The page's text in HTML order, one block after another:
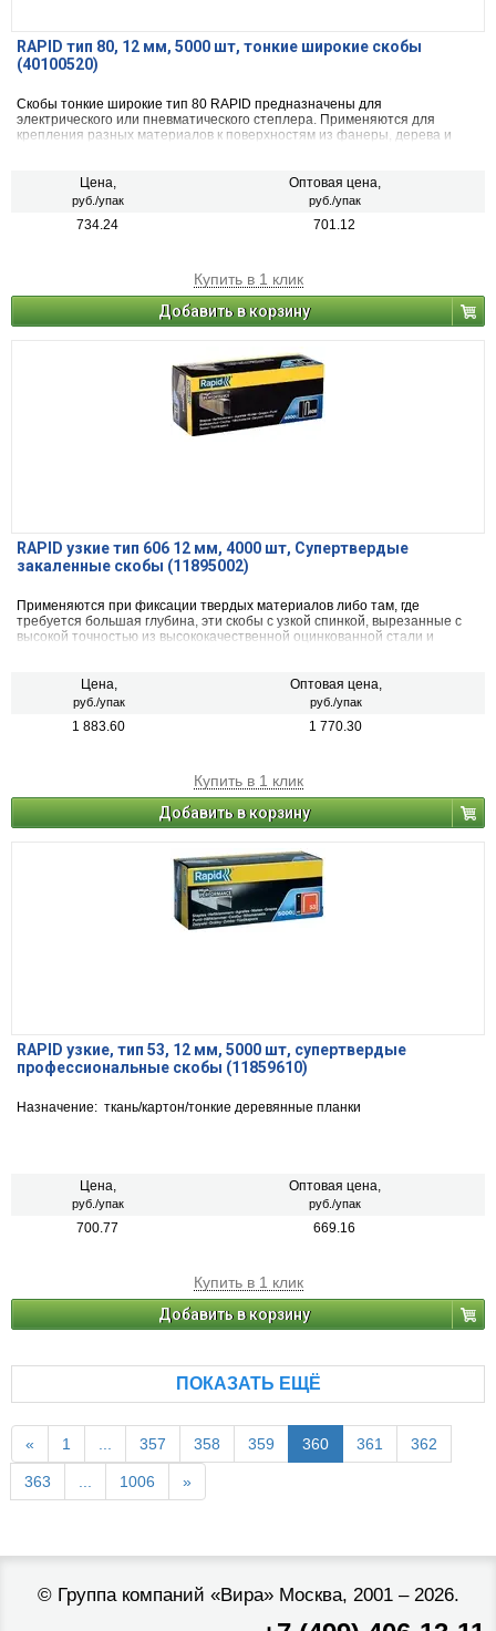
RAPID тип 80, 12 мм, 5000 шт, тонкие широкие скобы
(40100520)
Скобы тонкие широкие тип 80 RAPID предназначены для
электрического или пневматического степлера. Применяются для
крепления разных материалов к поверхностям из фанеры, дерева и
Цена,
руб./упак
Оптовая цена,
руб./упак
734.24 701.12
Купить в 1 клик
Добавить в корзину
RAPID узкие тип 606 12 мм, 4000 шт, Супертвердые
закаленные скобы (11895002)
Применяются при фиксации твердых материалов либо там, где
требуется большая глубина, эти скобы с узкой спинкой, вырезанные с
высокой точностью из высококачественной оцинкованной стали и
Цена,
руб./упак
Оптовая цена,
руб./упак
1 883.60 1 770.30
Купить в 1 клик
Добавить в корзину
RAPID узкие, тип 53, 12 мм, 5000 шт, супертвердые
профессиональные скобы (11859610)
Назначение: ткань/картон/тонкие деревянные планки
Цена,
руб./упак
Оптовая цена,
руб./упак
700.77 669.16
Купить в 1 клик
Добавить в корзину
ПОКАЗАТЬ ЕЩЁ
« 1 ... 357 358 359 360 361 362
363 ... 1006 »
© Группа компаний «Вира»Москва, 2001 – 2026.